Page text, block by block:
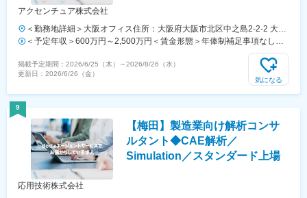
アクセンチュア株式会社
＜勤務地詳細＞大阪オフィス住所：大阪府大阪市北区中之島2-2-2 大阪
中之島ビル勤務地最寄駅：大阪メトロ御堂筋線／淀屋橋駅受動喫煙対
策：屋内全面禁煙変更の範囲：会社の定める事業所（リモートワーク含
む）
＜予定年収＞600万円～2,500万円＜賃金形態＞年俸制補足事項なし＜
賃金内訳＞年額（基本給）：6,000,000円～25,000,000円その他固定手
当/月：10,000円～30,000円＜月額＞510,000円～2,113,333円（12分
割）＜昇給有無＞有＜残業手当＞有＜給与補足＞※上記はあくまでも目
目安の金額であり、選考を通じて上下する可能性があります。月給(月
額)は固定手当を含めた表記です。
掲載予定期間： 2026/6/25（木） ～2026/8/26（水）
更新日： 2026/6/26（金）
気になる
9
【梅田】製造業向け解析コンサ
ルタント◆CAE解析／
Simulation／スタンダード上場
応用技術株式会社